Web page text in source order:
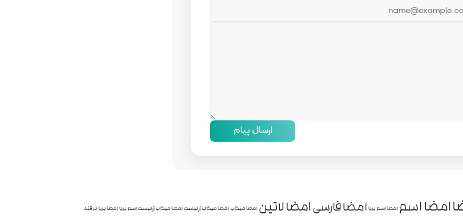
ارسال پیام
امضا اسم امضا اسم پریا امضا فارسیامضا لاتین امضا میکاپامضا میکاپ آرتیستامضا میکاپ آرتیست اسم پریاامضا پریا ترفند